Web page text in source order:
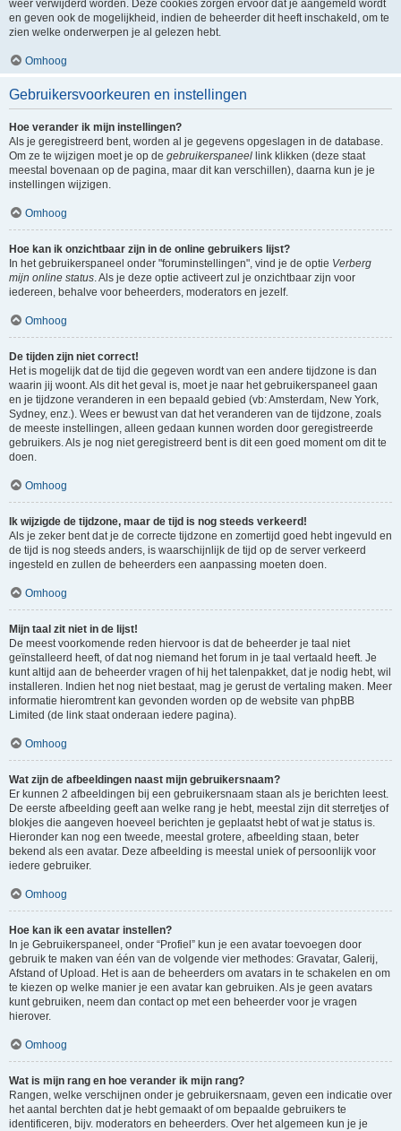
weer verwijderd worden. Deze cookies zorgen ervoor dat je aangemeld wordt
en geven ook de mogelijkheid, indien de beheerder dit heeft inschakeld, om te
zien welke onderwerpen je al gelezen hebt.
Omhoog
Gebruikersvoorkeuren en instellingen
Hoe verander ik mijn instellingen?
Als je geregistreerd bent, worden al je gegevens opgeslagen in de database.
Om ze te wijzigen moet je op de gebruikerspaneel link klikken (deze staat
meestal bovenaan op de pagina, maar dit kan verschillen), daarna kun je je
instellingen wijzigen.
Omhoog
Hoe kan ik onzichtbaar zijn in de online gebruikers lijst?
In het gebruikerspaneel onder "foruminstellingen", vind je de optie Verberg
mijn online status. Als je deze optie activeert zul je onzichtbaar zijn voor
iedereen, behalve voor beheerders, moderators en jezelf.
Omhoog
De tijden zijn niet correct!
Het is mogelijk dat de tijd die gegeven wordt van een andere tijdzone is dan
waarin jij woont. Als dit het geval is, moet je naar het gebruikerspaneel gaan
en je tijdzone veranderen in een bepaald gebied (vb: Amsterdam, New York,
Sydney, enz.). Wees er bewust van dat het veranderen van de tijdzone, zoals
de meeste instellingen, alleen gedaan kunnen worden door geregistreerde
gebruikers. Als je nog niet geregistreerd bent is dit een goed moment om dit te
doen.
Omhoog
Ik wijzigde de tijdzone, maar de tijd is nog steeds verkeerd!
Als je zeker bent dat je de correcte tijdzone en zomertijd goed hebt ingevuld en
de tijd is nog steeds anders, is waarschijnlijk de tijd op de server verkeerd
ingesteld en zullen de beheerders een aanpassing moeten doen.
Omhoog
Mijn taal zit niet in de lijst!
De meest voorkomende reden hiervoor is dat de beheerder je taal niet
geïnstalleerd heeft, of dat nog niemand het forum in je taal vertaald heeft. Je
kunt altijd aan de beheerder vragen of hij het talenpakket, dat je nodig hebt, wil
installeren. Indien het nog niet bestaat, mag je gerust de vertaling maken. Meer
informatie hieromtrent kan gevonden worden op de website van phpBB
Limited (de link staat onderaan iedere pagina).
Omhoog
Wat zijn de afbeeldingen naast mijn gebruikersnaam?
Er kunnen 2 afbeeldingen bij een gebruikersnaam staan als je berichten leest.
De eerste afbeelding geeft aan welke rang je hebt, meestal zijn dit sterretjes of
blokjes die aangeven hoeveel berichten je geplaatst hebt of wat je status is.
Hieronder kan nog een tweede, meestal grotere, afbeelding staan, beter
bekend als een avatar. Deze afbeelding is meestal uniek of persoonlijk voor
iedere gebruiker.
Omhoog
Hoe kan ik een avatar instellen?
In je Gebruikerspaneel, onder “Profiel” kun je een avatar toevoegen door
gebruik te maken van één van de volgende vier methodes: Gravatar, Galerij,
Afstand of Upload. Het is aan de beheerders om avatars in te schakelen en om
te kiezen op welke manier je een avatar kan gebruiken. Als je geen avatars
kunt gebruiken, neem dan contact op met een beheerder voor je vragen
hierover.
Omhoog
Wat is mijn rang en hoe verander ik mijn rang?
Rangen, welke verschijnen onder je gebruikersnaam, geven een indicatie over
het aantal berchten dat je hebt gemaakt of om bepaalde gebruikers te
identificeren, bijv. moderators en beheerders. Over het algemeen kun je je